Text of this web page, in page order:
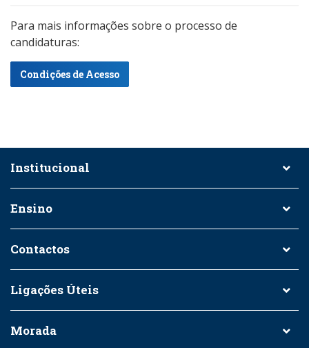
Para mais informações sobre o processo de
candidaturas:
Condições de Acesso
Institucional
Ensino
Contactos
Ligações Úteis
Morada